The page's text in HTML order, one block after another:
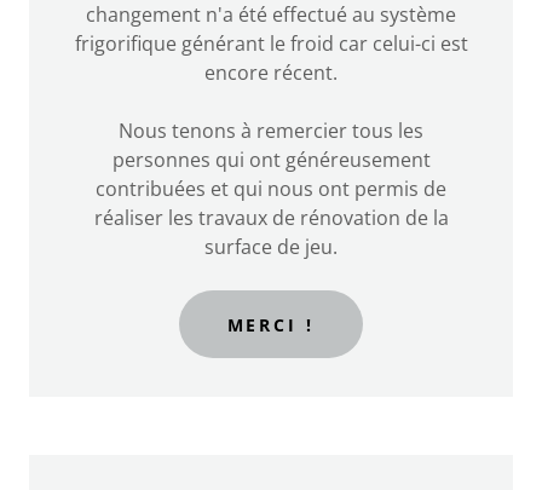
changement n'a été effectué au système
frigorifique générant le froid car celui-ci est
encore récent.
Nous tenons à remercier tous les
personnes qui ont généreusement
contribuées et qui nous ont permis de
réaliser les travaux de rénovation de la
surface de jeu.
MERCI !